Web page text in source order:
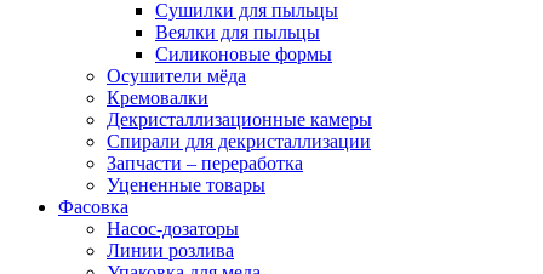
Сушилки для пыльцы
Веялки для пыльцы
Силиконовые формы
Осушители мёда
Кремовалки
Декристаллизационные камеры
Спирали для декристаллизации
Запчасти – переработка
Уцененные товары
Фасовка
Насос-дозаторы
Линии розлива